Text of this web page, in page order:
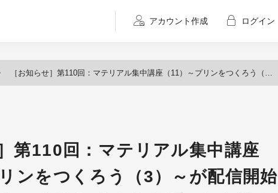
アカウント作成 ログイン
［お知らせ］第110回：マテリアル集中講座（11）～プリンをつくろう（3）～が配信開始（BlenderでCGをはじめよう！ゼロから学ぶ3DCG教室）
第110回：マテリアル集中講座
ンをつくろう（3）～が配信開始